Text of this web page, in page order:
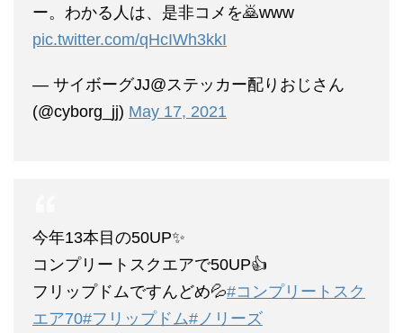
ー。わかる人は、是非コメを🙇www
pic.twitter.com/qHcIWh3kkI
— サイボーグJJ@ステッカー配りおじさん
(@cyborg_jj) May 17, 2021
今年13本目の50UP✨
コンプリートスクエアで50UP👍
フリップドムですんどめ💦#コンプリートスク
エア70#フリップドム#ノリーズ